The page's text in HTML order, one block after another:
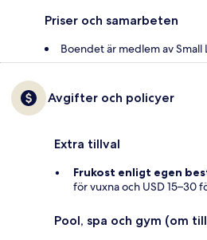
Priser och samarbeten
Boendet är medlem av
Avgifter och policyer
Extra tillval
Frukost enligt egen
för vuxna och USD 15–30
Pool, spa och gym (om